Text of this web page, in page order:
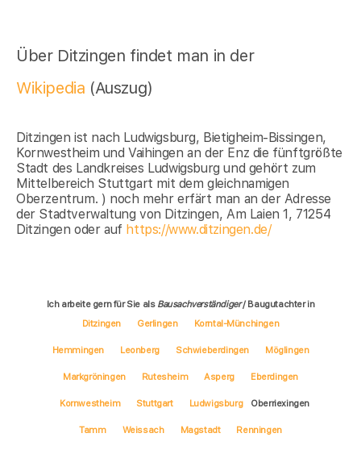
Über Ditzingen findet man in der
Wikipedia (Auszug)
Ditzingen ist nach Ludwigsburg, Bietigheim-Bissingen,
Kornwestheim und Vaihingen an der Enz die fünftgrößte
Stadt des Landkreises Ludwigsburg und gehört zum
Mittelbereich Stuttgart mit dem gleichnamigen
Oberzentrum. ) noch mehr erfärt man an der Adresse
der Stadtverwaltung von Ditzingen, Am Laien 1, 71254
Ditzingen oder auf https://www.ditzingen.de/
Ich arbeite gern für Sie als Bausachverständiger/ Baugutachter in
Ditzingen
Gerlingen Korntal-Münchingen
Hemmingen Leonberg Schwieberdingen Möglingen
Markgröningen Rutesheim Asperg Eberdingen
Kornwestheim Stuttgart Ludwigsburg Oberriexingen
Tamm Weissach Magstadt Renningen